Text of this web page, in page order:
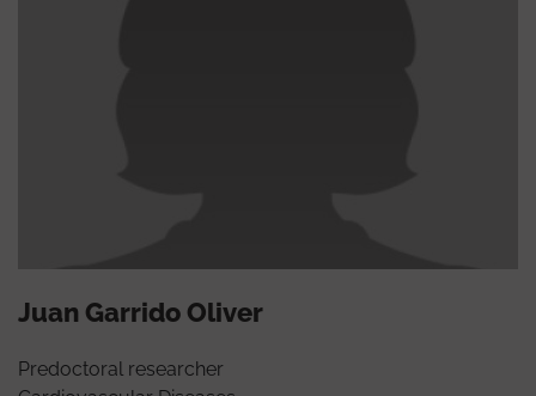
Juan Garrido Oliver
Predoctoral researcher